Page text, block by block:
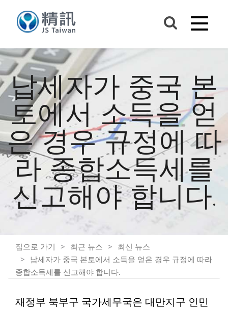
납세자가 중국 본
토에서 소득을 얻
은 경우 규정에 따
라 종합소득세를
신고해야 합니다.
집으로 가기 최근 뉴스
최신 뉴스
납세자가 중국 본토에서 소득을 얻은 경우 규정에 따라
종합소득세를 신고해야 합니다.
재정부 북부구 국가세무국은 대만지구 인민